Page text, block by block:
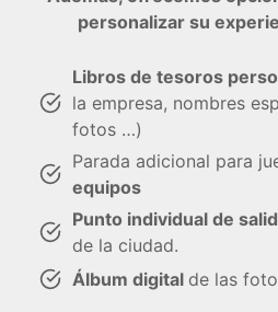
personalizar su
Libros de tesoros
la empresa, nombres
fotos …)
Parada adicional para
equipos
Punto individual de
de la ciudad.
Álbum digital de las